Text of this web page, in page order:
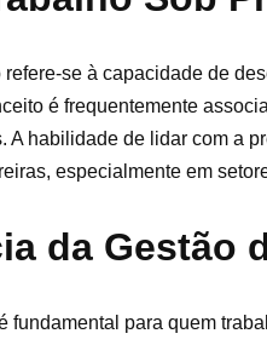
se à capacidade de
é frequentemente
A habilidade de lidar com a
especialmente em
da Gestão
fundamental para quem